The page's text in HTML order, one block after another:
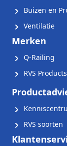
Buizen en
Ventilatie
Merken
Q-Railing
RVS Products
RVS soorten